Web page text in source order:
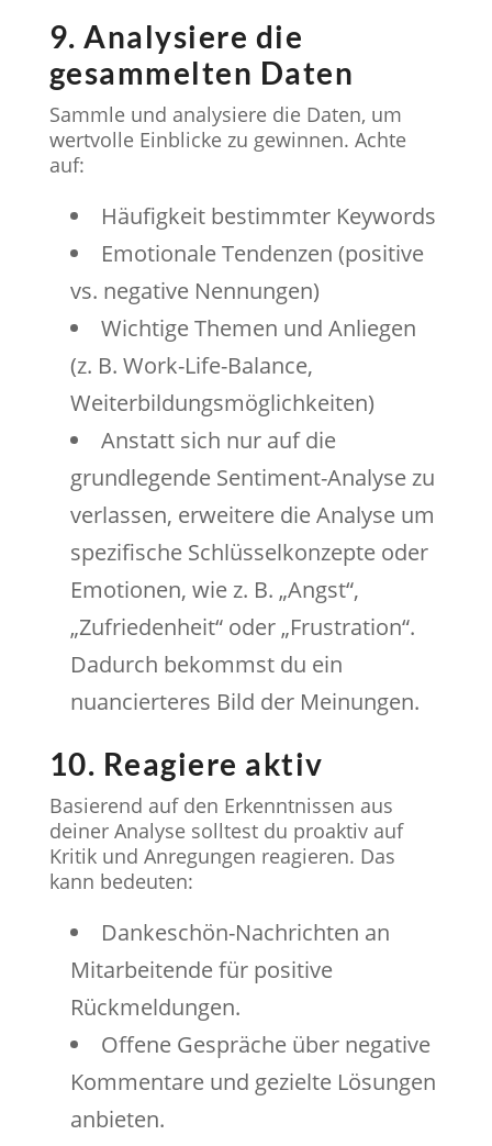
9. Analysiere die
gesammelten Daten
Sammle und analysiere die Daten, um
wertvolle Einblicke zu gewinnen. Achte
auf:
Häufigkeit bestimmter Keywords
Emotionale Tendenzen (positive
vs. negative Nennungen)
Wichtige Themen und Anliegen
(z. B. Work-Life-Balance,
Weiterbildungsmöglichkeiten)
Anstatt sich nur auf die
grundlegende Sentiment-Analyse zu
verlassen, erweitere die Analyse um
spezifische Schlüsselkonzepte oder
Emotionen, wie z. B. „Angst“,
„Zufriedenheit“ oder „Frustration“.
Dadurch bekommst du ein
nuancierteres Bild der Meinungen.
10. Reagiere aktiv
Basierend auf den Erkenntnissen aus
deiner Analyse solltest du proaktiv auf
Kritik und Anregungen reagieren. Das
kann bedeuten:
Dankeschön-Nachrichten an
Mitarbeitende für positive
Rückmeldungen.
Offene Gespräche über negative
Kommentare und gezielte Lösungen
anbieten.